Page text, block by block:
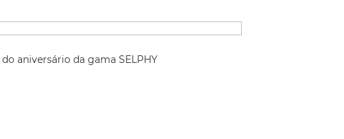
aniversário da gama SELPHY